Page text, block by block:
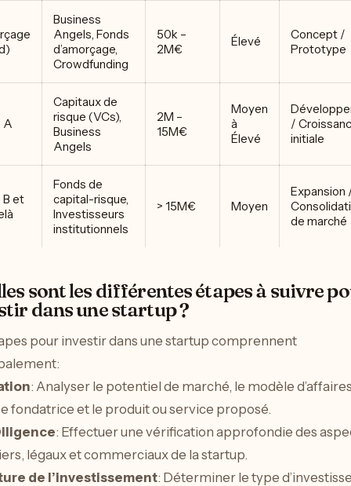
Business
Angels, Fonds
d’amorçage,
Crowdfunding
50k –
2M€
Élevé
Concept /
Prototype
A
Capitaux de
risque (VCs),
Business
Angels
2M –
15M€
Moyen
à
Élevé
/
initiale
B et
Fonds de
capital-risque,
Investisseurs
institutionnels
> 15M€ Moyen
Expansion
de marché
sont les différentes étapes à suivre
dans une startup ?
pour investir dans une startup comprennent
: Analyser le potentiel de marché, le modèle
fondatrice et le produit ou service proposé.
: Effectuer une vérification approfondie des
légaux et commerciaux de la startup.
de l’investissement: Déterminer le type